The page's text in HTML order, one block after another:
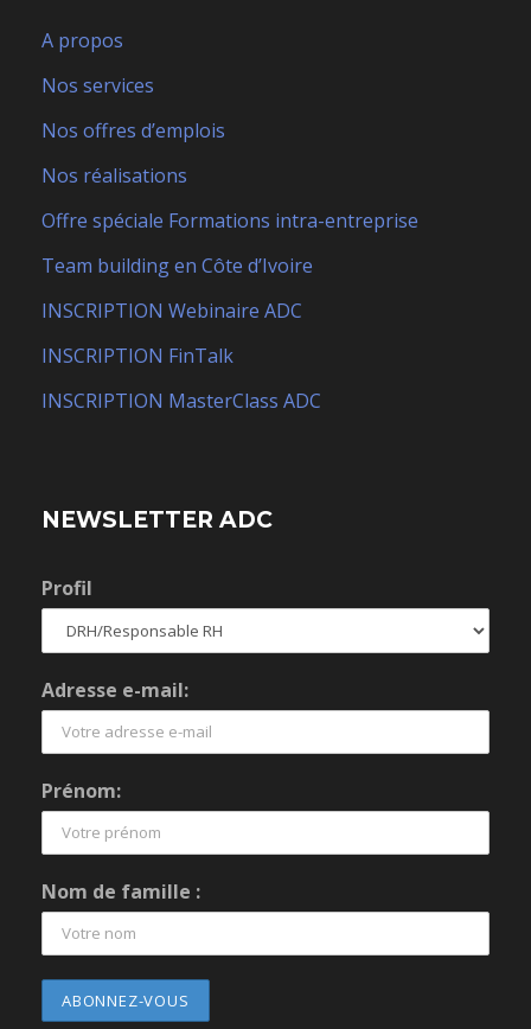
A propos
Nos services
Nos offres d’emplois
Nos réalisations
Offre spéciale Formations intra-entreprise
Team building en Côte d’Ivoire
INSCRIPTION Webinaire ADC
INSCRIPTION FinTalk
INSCRIPTION MasterClass ADC
NEWSLETTER ADC
Profil
Adresse e-mail:
Prénom:
Nom de famille :